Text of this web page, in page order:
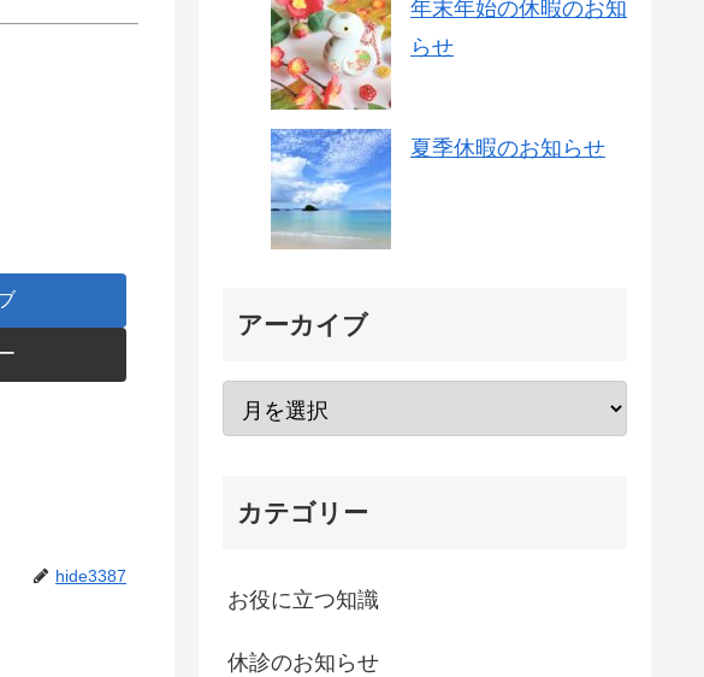
hide3387
年末年始の休暇のお知
らせ
夏季休暇のお知らせ
アーカイブ
カテゴリー
お役に立つ知識
休診のお知らせ